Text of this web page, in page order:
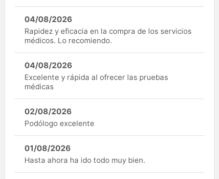
04/08/2026
Rapidez y eficacia en la compra de los servicios
médicos. Lo recomiendo.
04/08/2026
Excelente y rápida al ofrecer las pruebas
médicas
02/08/2026
Podólogo excelente
01/08/2026
Hasta ahora ha ido todo muy bien.